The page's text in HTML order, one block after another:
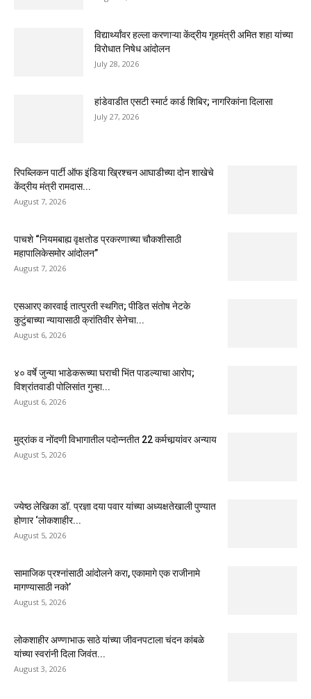
विद्यार्थ्यांवर हल्ला करणाऱ्या केंद्रीय गृहमंत्री अमित शहा यांच्या
विरोधात निषेध आंदोलन
July 28, 2026
हांडेवाडीत एसटी स्मार्ट कार्ड शिबिर; नागरिकांना दिलासा
July 27, 2026
रिपब्लिकन पार्टी ऑफ इंडिया ख्रिश्चन आघाडीच्या दोन शाखेचे
केंद्रीय मंत्री रामदास...
August 7, 2026
पाचशे “नियमबाह्य वृक्षतोड प्रकरणाच्या चौकशीसाठी
महापालिकेसमोर आंदोलन”
August 7, 2026
एसआरए कारवाई तात्पुरती स्थगित; पीडित संतोष नेटके
कुटुंबाच्या न्यायासाठी क्रांतिवीर सेनेचा...
August 6, 2026
४० वर्षे जुन्या भाडेकरूच्या घराची भिंत पाडल्याचा आरोप;
विश्रांतवाडी पोलिसांत गुन्हा...
August 6, 2026
मुद्रांक व नोंदणी विभागातील पदोन्नतीत 22 कर्मचार्‍यांवर अन्याय
August 5, 2026
ज्येष्ठ लेखिका डॉ. प्रज्ञा दया पवार यांच्या अध्यक्षतेखाली पुण्यात
होणार ‘लोकशाहीर...
August 5, 2026
सामाजिक प्रश्नांसाठी आंदोलने करा, एकामागे एक राजीनामे
मागण्यासाठी नको’
August 5, 2026
लोकशाहीर अण्णाभाऊ साठे यांच्या जीवनपटाला चंदन कांबळे
यांच्या स्वरांनी दिला जिवंत...
August 3, 2026